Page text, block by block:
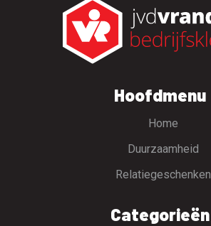
Hoofdmenu
Home
Duurzaamheid
Relatiegeschenken
Categorieën